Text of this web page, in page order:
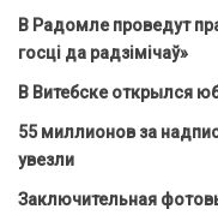
В Радомле проведут
госці да радзімічаў»
В Витебске открылся
55 миллионов за
увезли
Заключительная